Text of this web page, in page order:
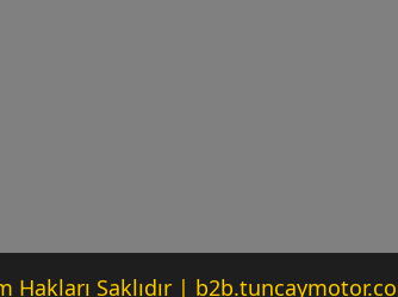
Hakları Saklıdır |